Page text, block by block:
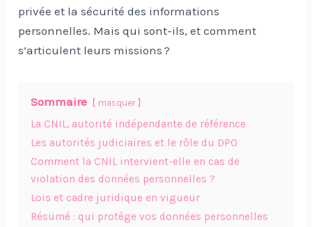
privée et la sécurité des informations
personnelles. Mais qui sont-ils, et comment
s’articulent leurs missions ?
Sommaire masquer
La CNIL, autorité indépendante de référence
Les autorités judiciaires et le rôle du DPO
Comment la CNIL intervient-elle en cas de
violation des données personnelles ?
Lois et cadre juridique en vigueur
Résumé : qui protège vos données personnelles